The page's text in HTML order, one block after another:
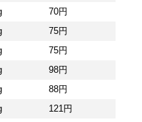
70円
75円
75円
98円
88円
121円